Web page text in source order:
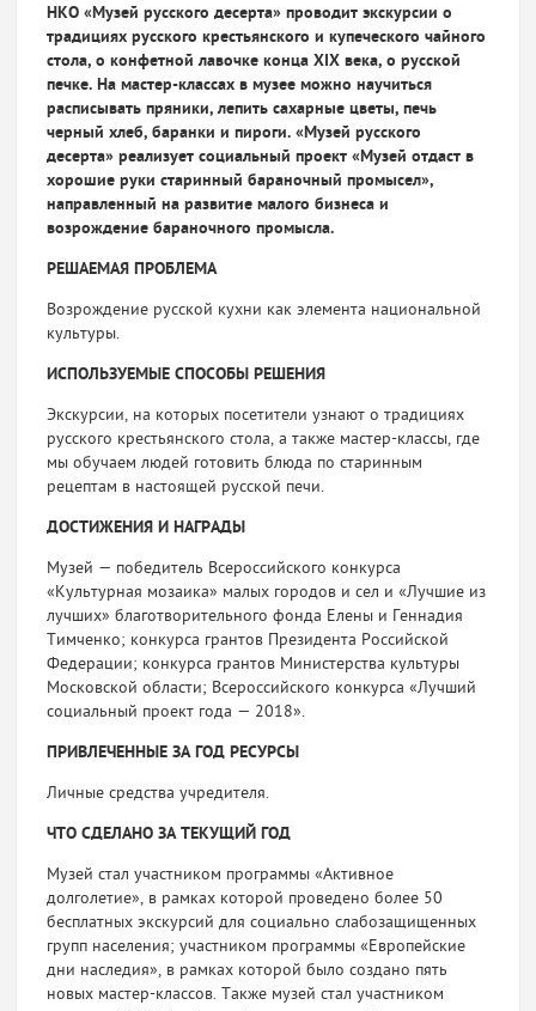
НКО «Музей русского десерта» проводит экскурсии о
традициях русского крестьянского и купеческого чайного
стола, о конфетной лавочке конца XIX века, о русской
печке. На мастер-классах в музее можно научиться
расписывать пряники, лепить сахарные цветы, печь
черный хлеб, баранки и пироги. «Музей русского
десерта» реализует социальный проект «Музей отдаст в
хорошие руки старинный бараночный промысел»,
направленный на развитие малого бизнеса и
возрождение бараночного промысла.
РЕШАЕМАЯ ПРОБЛЕМА
Возрождение русской кухни как элемента наци­ональной
культуры.
ИСПОЛЬЗУЕМЫЕ СПОСОБЫ РЕШЕНИЯ
Экскурсии, на которых посетители узнают о тра­дициях
русского крестьянского стола, а также мастер-классы, где
мы обучаем людей готовить блюда по старинным
рецептам в настоящей рус­ской печи.
ДОСТИЖЕНИЯ И НАГРАДЫ
Музей — победитель Всероссийского конкур­са
«Культурная мозаика» малых городов и сел и «Лучшие из
лучших» благотворительного фон­да Елены и Геннадия
Тимченко; конкурса гран­тов Президента Российской
Федерации; конкур­са грантов Министерства культуры
Московской области; Всероссийского конкурса «Лучший
социальный проект года — 2018».
ПРИВЛЕЧЕННЫЕ ЗА ГОД РЕСУРСЫ
Личные средства учредителя.
ЧТО СДЕЛАНО ЗА ТЕКУЩИЙ ГОД
Музей стал участником программы «Активное
долголетие», в рамках которой проведено более 50
бесплатных экскурсий для социально слабо­защищенных
групп населения; участником про­граммы «Европейские
дни наследия», в рамках которой было создано пять
новых мастер-клас­сов. Также музей стал участником